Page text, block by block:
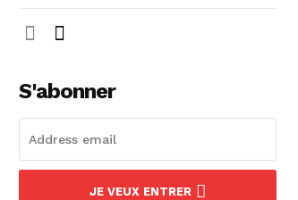
S'abonner
JE VEUX ENTRER